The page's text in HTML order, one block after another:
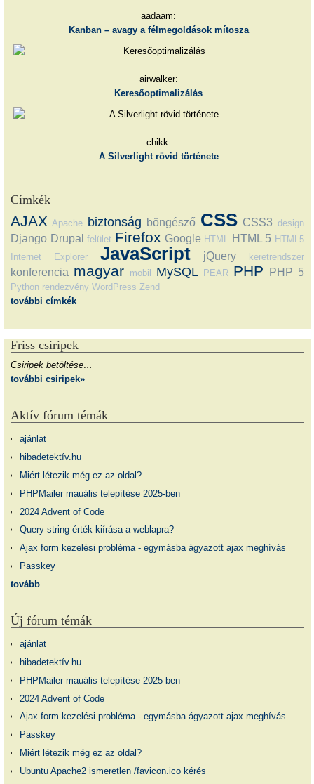
aadaam:
Kanban – avagy a félmegoldások mítosza
airwalker:
Keresőoptimalizálás
chikk:
A Silverlight rövid története
Címkék
AJAX Apache biztonság böngésző CSS CSS3 design
Django Drupal felület Firefox Google HTML HTML 5 HTML5
Internet Explorer
JavaScript jQuery keretrendszer
konferencia magyar mobil MySQL PEAR PHP PHP 5
Python rendezvény WordPress Zend
további címkék
Friss csiripek
Csiripek betöltése…
további csiripek»
Aktív fórum témák
ajánlat
hibadetektív.hu
Miért létezik még ez az oldal?
PHPMailer mauális telepítése 2025-ben
2024 Advent of Code
Query string érték kiírása a weblapra?
Ajax form kezelési probléma - egymásba ágyazott ajax meghívás
Passkey
tovább
Új fórum témák
ajánlat
hibadetektív.hu
PHPMailer mauális telepítése 2025-ben
2024 Advent of Code
Ajax form kezelési probléma - egymásba ágyazott ajax meghívás
Passkey
Miért létezik még ez az oldal?
Ubuntu Apache2 ismeretlen /favicon.ico kérés